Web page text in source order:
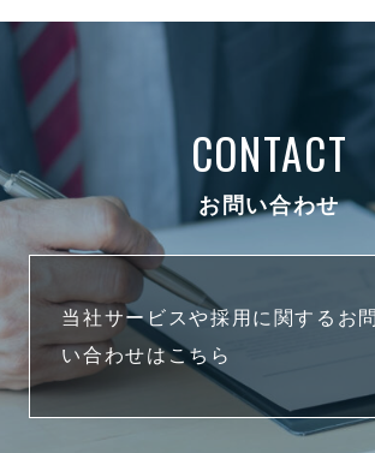
CONTACT
お問い合わせ
当社サービスや採用に関するお問
い合わせはこちら